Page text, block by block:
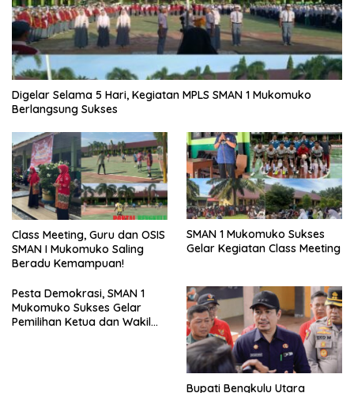
Digelar Selama 5 Hari, Kegiatan MPLS SMAN 1 Mukomuko
Berlangsung Sukses
Class Meeting, Guru dan OSIS
SMAN I Mukomuko Saling
Beradu Kemampuan!
SMAN 1 Mukomuko Sukses
Gelar Kegiatan Class Meeting
Pesta Demokrasi, SMAN 1
Mukomuko Sukses Gelar
Pemilihan Ketua dan Wakil
Bupati Bengkulu Utara